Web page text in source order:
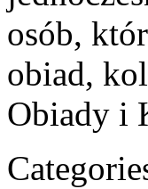
osób,
obiad,
Obiady i